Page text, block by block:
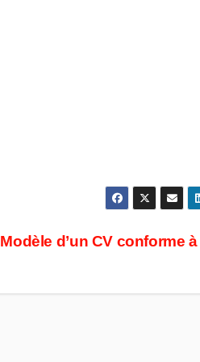
Modèle d’un CV conforme